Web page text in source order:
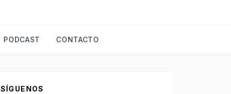
PODCAST CONTACTO
SÍGUENOS